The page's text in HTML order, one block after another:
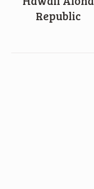
Republic